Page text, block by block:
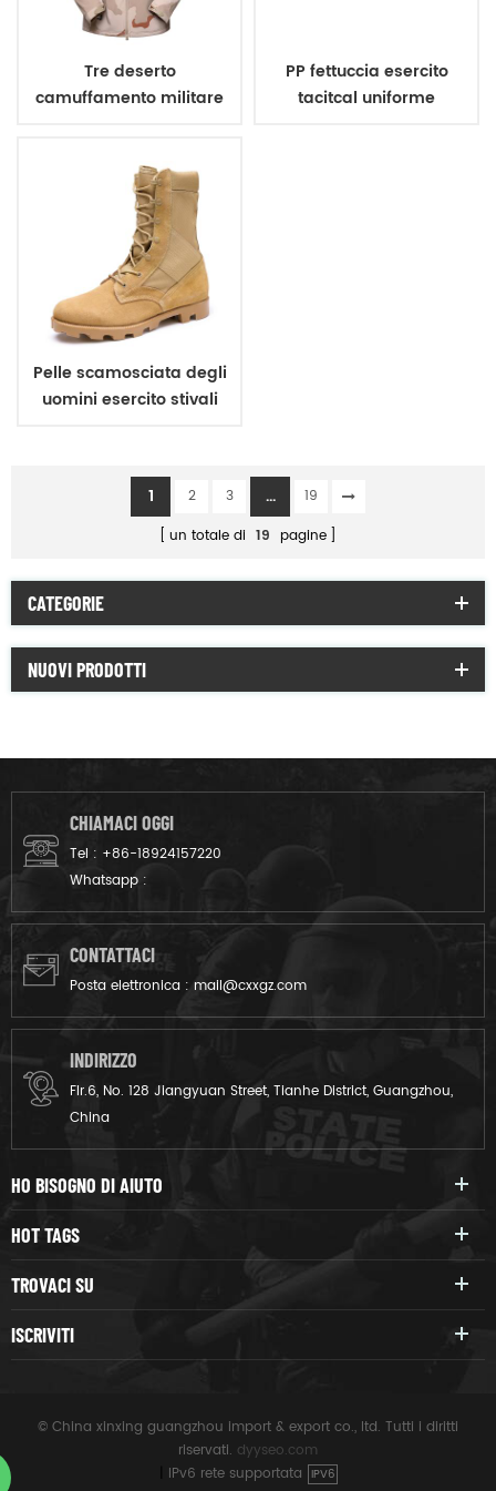
Tre deserto
camuffamento militare
PP fettuccia esercito
tacitcal uniforme
Pelle scamosciata degli
uomini esercito stivali
1 2 3 ...
19
un totale di 19 pagine
CATEGORIE
NUOVI PRODOTTI
CHIAMACI OGGI
Tel : +86-18924157220
Whatsapp :
CONTATTACI
Posta elettronica : mail@cxxgz.com
INDIRIZZO
Flr.6, No. 128 Jiangyuan Street, Tianhe District, Guangzhou,
China
HO BISOGNO DI AIUTO
HOT TAGS
TROVACI SU
ISCRIVITI
© China xinxing guangzhou import & export co., ltd. Tutti i diritti
riservati. dyyseo.com
IPv6 rete supportata IPV6